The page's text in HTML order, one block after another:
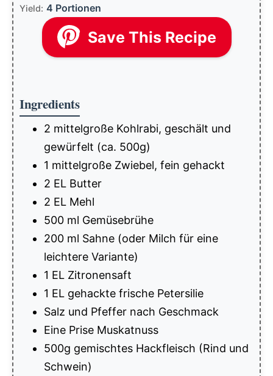
Yield: 4 Portionen
Save This Recipe
Ingredients
2 mittelgroße Kohlrabi, geschält und
gewürfelt (ca. 500g)
1 mittelgroße Zwiebel, fein gehackt
2 EL Butter
2 EL Mehl
500 ml Gemüsebrühe
200 ml Sahne (oder Milch für eine
leichtere Variante)
1 EL Zitronensaft
1 EL gehackte frische Petersilie
Salz und Pfeffer nach Geschmack
Eine Prise Muskatnuss
500g gemischtes Hackfleisch (Rind und
Schwein)